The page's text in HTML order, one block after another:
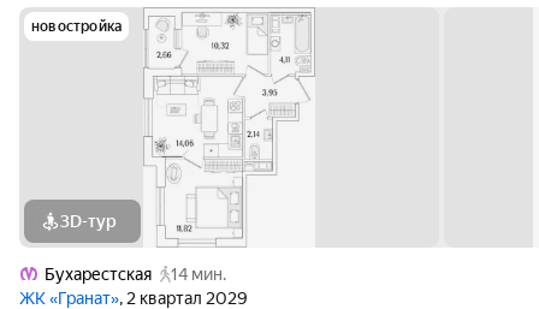
новостройка
3D-тур
Бухарестская
14 мин.
ЖК «Гранат», 2 квартал 2029